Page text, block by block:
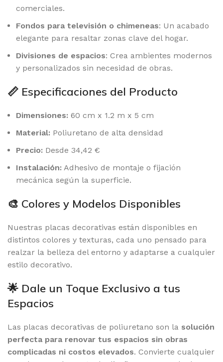
comerciales.
Fondos para televisión o chimeneas: Un acabado
elegante para resaltar zonas clave del hogar.
Divisiones de espacios: Crea ambientes modernos
y personalizados sin necesidad de obras.
📏 Especificaciones del Producto
Dimensiones: 60 cm x 1.2 m x 5 cm
Material: Poliuretano de alta densidad
Precio: Desde 34,42 €
Instalación: Adhesivo de montaje o fijación
mecánica según la superficie.
🎨 Colores y Modelos Disponibles
Nuestras placas decorativas están disponibles en
distintos colores y texturas, cada uno pensado para
realzar la belleza del entorno y adaptarse a cualquier
estilo decorativo.
🌟 Dale un Toque Exclusivo a tus
Espacios
Las placas decorativas de poliuretano son la solución
perfecta para renovar tus espacios sin obras
complicadas ni costos elevados. Convierte cualquier